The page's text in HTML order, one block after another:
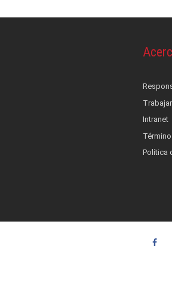
y piel
de infecciones
y Bombas de infusión
control, medición y monitoreo
Social Empresaria
Intranet
Política